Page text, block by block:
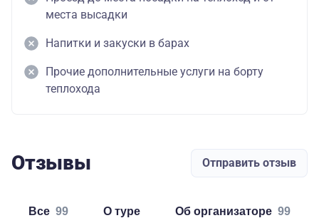
места высадки
Напитки и закуски в барах
Прочие дополнительные услуги на борту
теплохода
Отзывы Отправить отзыв
Все 99 о туре об организаторе 99